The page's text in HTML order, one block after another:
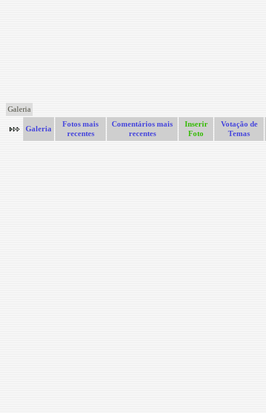
Galeria
Galeria
Fotos mais
recentes
Comentários mais
recentes
Inserir
Foto
Votação de
Temas